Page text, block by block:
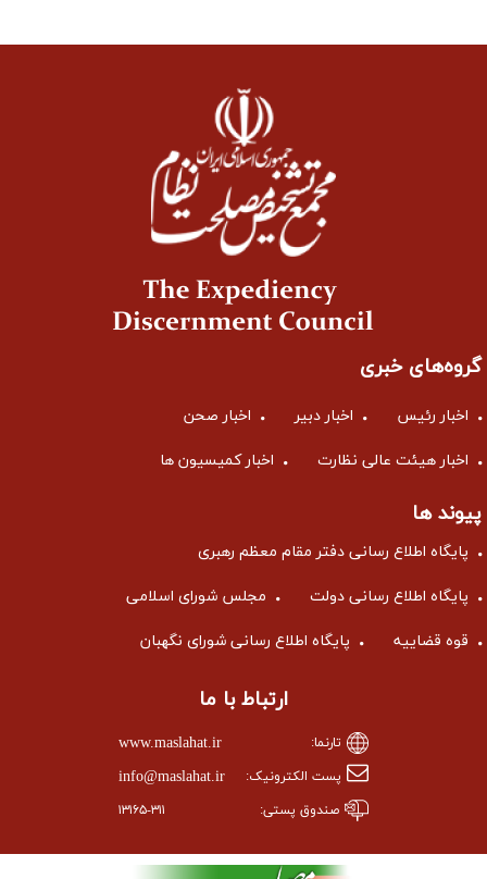
گروه‌های خبری
اخبار رئیس اخبار دبیر اخبار صحن
اخبار هیئت عالی نظارت اخبار کمیسیون ها
پیوند ها
پایگاه اطلاع رسانی دفتر مقام معظم رهبری
پایگاه اطلاع رسانی دولت مجلس شورای اسلامی
قوه قضاییه پایگاه اطلاع رسانی شورای نگهبان
ارتباط با ما
تارنما: www.maslahat.ir
پست الکترونیک: info@maslahat.ir
صندوق پستی: ۱۳۱۶۵-۳۱۱